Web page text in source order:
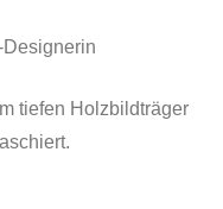
tiefen Holzbildträger